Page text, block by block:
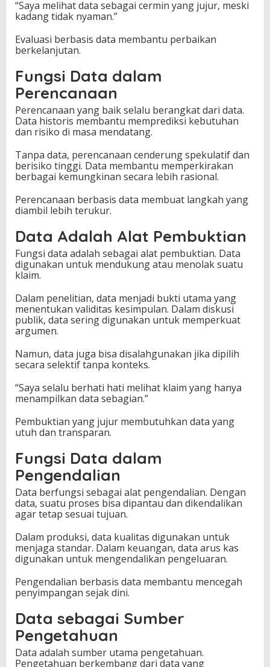
“Saya melihat data sebagai cermin yang jujur, meski
kadang tidak nyaman.”
Evaluasi berbasis data membantu perbaikan
berkelanjutan.
Fungsi Data dalam
Perencanaan
Perencanaan yang baik selalu berangkat dari data.
Data historis membantu memprediksi kebutuhan
dan risiko di masa mendatang.
Tanpa data, perencanaan cenderung spekulatif dan
berisiko tinggi. Data membantu memperkirakan
berbagai kemungkinan secara lebih rasional.
Perencanaan berbasis data membuat langkah yang
diambil lebih terukur.
Data Adalah Alat Pembuktian
Fungsi data adalah sebagai alat pembuktian. Data
digunakan untuk mendukung atau menolak suatu
klaim.
Dalam penelitian, data menjadi bukti utama yang
menentukan validitas kesimpulan. Dalam diskusi
publik, data sering digunakan untuk memperkuat
argumen.
Namun, data juga bisa disalahgunakan jika dipilih
secara selektif tanpa konteks.
“Saya selalu berhati hati melihat klaim yang hanya
menampilkan data sebagian.”
Pembuktian yang jujur membutuhkan data yang
utuh dan transparan.
Fungsi Data dalam
Pengendalian
Data berfungsi sebagai alat pengendalian. Dengan
data, suatu proses bisa dipantau dan dikendalikan
agar tetap sesuai tujuan.
Dalam produksi, data kualitas digunakan untuk
menjaga standar. Dalam keuangan, data arus kas
digunakan untuk mengendalikan pengeluaran.
Pengendalian berbasis data membantu mencegah
penyimpangan sejak dini.
Data sebagai Sumber
Pengetahuan
Data adalah sumber utama pengetahuan.
Pengetahuan berkembang dari data yang